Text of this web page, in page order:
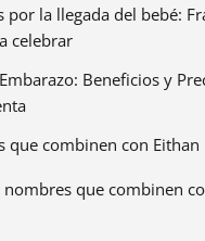
por la llegada del bebé:
celebrar
Beneficios y
que combinen con Eithan
que combinen